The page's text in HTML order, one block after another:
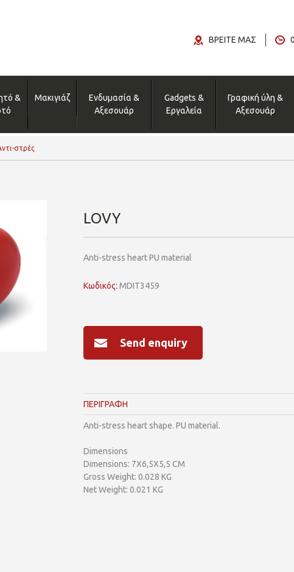
ΒΡΕΙΤΕ ΜΑΣ
&
Μακιγιάζ
Ενδυμασία &
Αξεσουάρ
Gadgets &
Εργαλεία
Γραφική ύλη &
Αξεσουάρ
στρές
LOVY
Anti-stress heart PU material
Κωδικός: MDIT3459
Send enquiry
ΠΕΡΙΓΡΑΦΗ
Anti-stress heart shape. PU material.
Dimensions
Dimensions: 7X6,5X5,5 CM
Gross Weight: 0.028 KG
Net Weight: 0.021 KG